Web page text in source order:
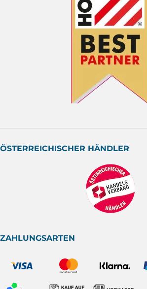
ÖSTERREICHISCHER HÄNDLER
ZAHLUNGSARTEN